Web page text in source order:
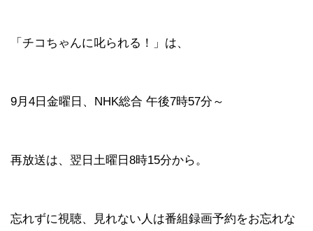
「チコちゃんに叱られる！」​は、
9月4日金曜日、NHK総合 午後7時57分～
再放送は、翌日土曜日8時15分から。
忘れずに視聴、見れない人は番組録画予約をお忘れな